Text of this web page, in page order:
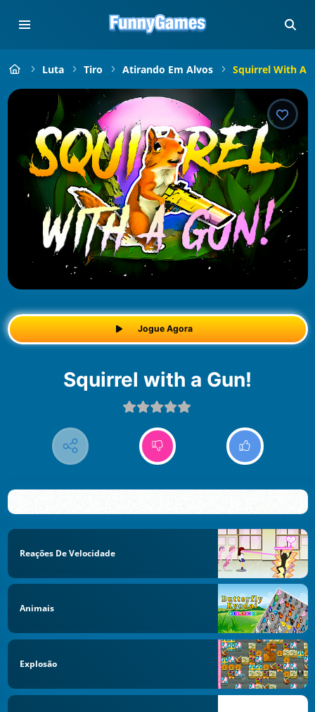
Luta Tiro Atirando Em Alvos Squirrel With A
Jogue Agora
Squirrel with a Gun!
Reações De Velocidade
Animais
Explosão